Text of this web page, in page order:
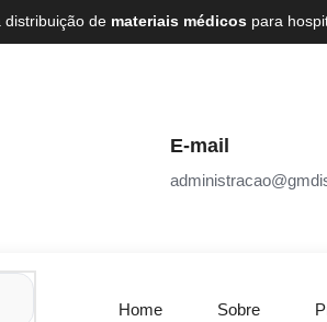
distribuição de materiais médicospara
E-mail
Home Sobre